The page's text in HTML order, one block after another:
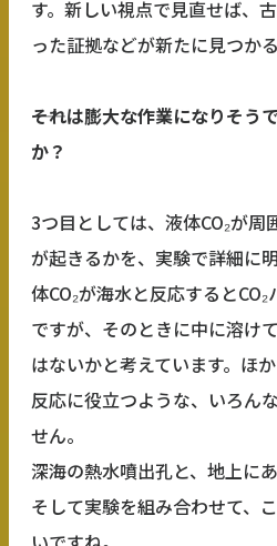
す。新しい視点で見直せば、
った証拠などが新たに見つか
――それは膨大な作業になりそ
か？
3つ目としては、液体CO₂が
が起きるかを、実験で詳細に
体CO₂が海水と反応すると
ですが、そのときに中に溶け
はないかと考えています。ほ
反応に役立つような、いろん
せん。
深海の熱水噴出孔と、地上に
そして実験を組み合わせて、